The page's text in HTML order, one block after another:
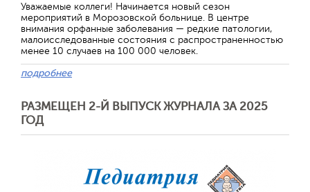
Уважаемые коллеги! Начинается новый сезон
мероприятий в Морозовской больнице. В центре
внимания орфанные заболевания — редкие патологии,
малоисследованные состояния с распространенностью
менее 10 случаев на 100 000 человек.
подробнее
РАЗМЕЩЕН 2-Й ВЫПУСК ЖУРНАЛА ЗА 2025
ГОД